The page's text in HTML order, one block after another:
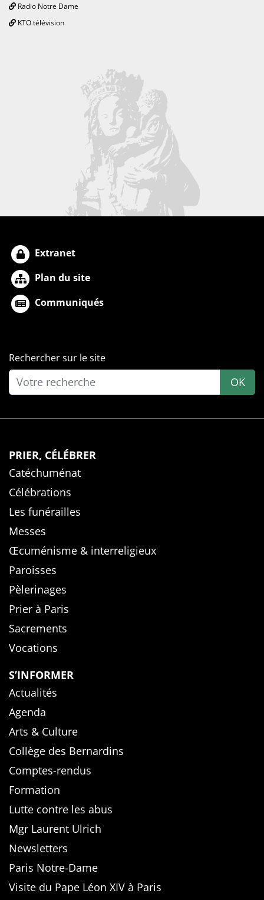
Radio Notre Dame
KTO télévision
Extranet
Plan du site
Communiqués
Rechercher sur le site
OK
PRIER, CÉLÉBRER
Catéchuménat
Célébrations
Les funérailles
Messes
Œcuménisme & interreligieux
Paroisses
Pèlerinages
Prier à Paris
Sacrements
Vocations
S’INFORMER
Actualités
Agenda
Arts & Culture
Collège des Bernardins
Comptes-rendus
Formation
Lutte contre les abus
Mgr Laurent Ulrich
Newsletters
Paris Notre-Dame
Visite du Pape Léon XIV à Paris